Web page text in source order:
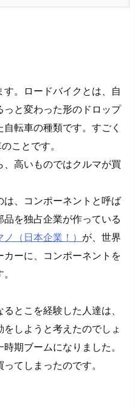
。ロードバイクとは、自
と変わった形のドロップ
転車の種類です。すごく
ことです。
高いものではクルマが買
は、コンポーネントと呼ば
を独占企業が作っている
ノ（日本企業！） が、世界
ーに、コンポーネントを
とこを経験した人達は、
しようと考えたのでしょ
期ブームになりました。
てしまったのです。